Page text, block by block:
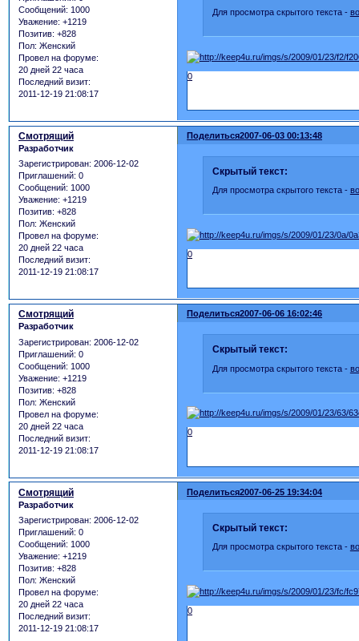
Сообщений: 1000
Уважение: +1219
Позитив: +828
Пол: Женский
Провел на форуме:
20 дней 22 часа
Последний визит:
2011-12-19 21:08:17
Для просмотра скрытого текста -
0
Поделиться2007-06-03 00:13:48
Смотрящий
Разработчик
Зарегистрирован: 2006-12-02
Приглашений: 0
Сообщений: 1000
Уважение: +1219
Позитив: +828
Пол: Женский
Провел на форуме:
20 дней 22 часа
Последний визит:
2011-12-19 21:08:17
Скрытый текст:
Для просмотра скрытого текста -
0
Поделиться2007-06-06 16:02:46
Смотрящий
Разработчик
Зарегистрирован: 2006-12-02
Приглашений: 0
Сообщений: 1000
Уважение: +1219
Позитив: +828
Пол: Женский
Провел на форуме:
20 дней 22 часа
Последний визит:
2011-12-19 21:08:17
Скрытый текст:
Для просмотра скрытого текста -
0
Поделиться2007-06-25 19:34:04
Смотрящий
Разработчик
Зарегистрирован: 2006-12-02
Приглашений: 0
Сообщений: 1000
Уважение: +1219
Позитив: +828
Пол: Женский
Провел на форуме:
20 дней 22 часа
Последний визит:
2011-12-19 21:08:17
Скрытый текст:
Для просмотра скрытого текста -
0